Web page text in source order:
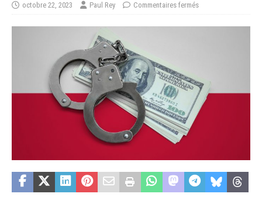
octobre 22, 2023 Paul Rey Commentaires fermés